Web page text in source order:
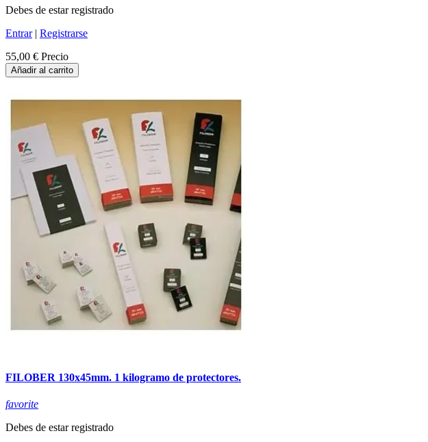
Debes de estar registrado
Entrar| Registrarse
55,00 € Precio
Añadir al carrito
FILOBER 130x45mm. 1 kilogramo de protectores.
favorite
Debes de estar registrado